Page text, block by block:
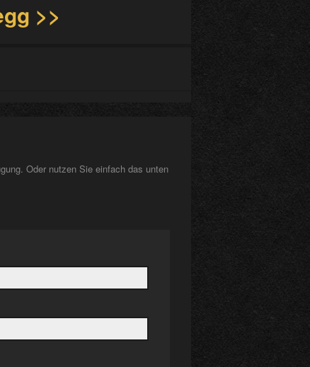
Oder nutzen Sie einfach das unten